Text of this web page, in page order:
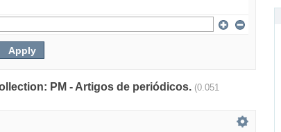
PM - Artigos de periódicos. (0.051